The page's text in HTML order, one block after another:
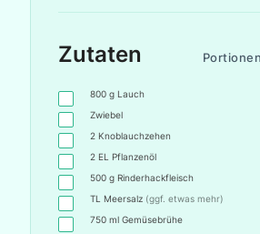
Zutaten Portionen
800 gLauch
Zwiebel
2 Knoblauchzehen
2 EL
Pflanzenöl
500 gRinderhackfleisch
TL
Meersalz (ggf. etwas mehr)
750 mlGemüsebrühe